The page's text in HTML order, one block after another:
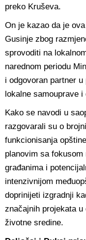
preko Kruševa.
On je kazao da je
Gusinje zbog
sprovoditi na
narednom periodu
i odgovoran partner
lokalne samouprave
Kako se navodi u
razgovarali su o
funkcionisanja
planovim sa
građanima i
intenzivnijom
doprinijeti izgradnji
značajnih projekata
životne sredine.